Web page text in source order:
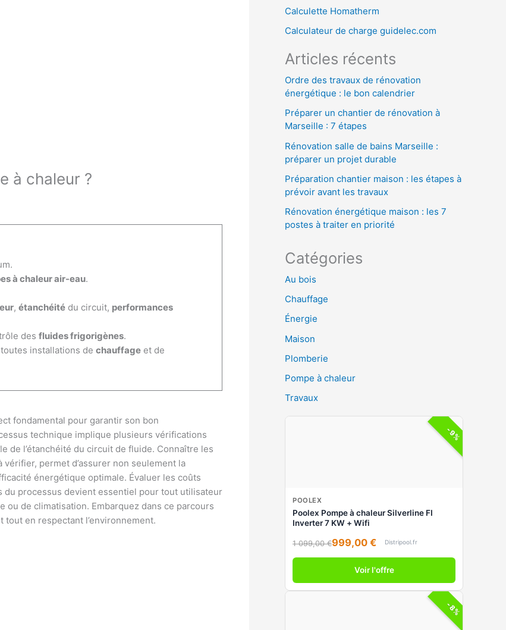
à chaleur ?
à chaleur air-eau.
, étanchéitédu circuit, performances
des fluides frigorigènes.
installations de chauffageet de
fondamental pour garantir son bon
technique implique plusieurs vérifications
de l’étanchéité du circuit de fluide. Connaître les
permet d’assurer non seulement la
énergétique optimale. Évaluer les coûts
processus devient essentiel pour tout utilisateur
de climatisation. Embarquez dans ce parcours
en respectant l’environnement.
h
e
:
Calculette Homatherm
Calculateur de charge guidelec.com
Articles récents
Ordre des travaux de rénovation
énergétique : le bon calendrier
Préparer un chantier de rénovation à
Marseille : 7 étapes
Rénovation salle de bains Marseille :
préparer un projet durable
Préparation chantier maison : les étapes à
prévoir avant les travaux
Rénovation énergétique maison : les 7
postes à traiter en priorité
Catégories
Au bois
Chauffage
Énergie
Maison
Plomberie
Pompe à chaleur
Travaux
-9%
POOLEX
Poolex Pompe à chaleur Silverline FI
Inverter 7 KW + Wifi
1 099,00 €999,00 € Distripool.fr
Voir l'offre
-8%